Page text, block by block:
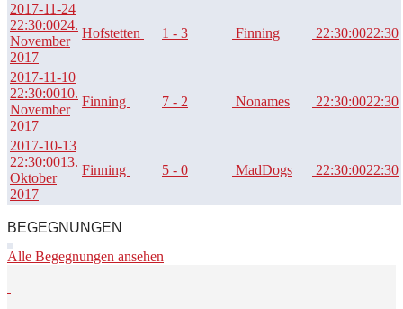
2017-11-24
22:30:0024.
November
2017
Hofstetten 1 - 3 Finning 22:30:0022:30
2017-11-10
22:30:0010.
November
2017
Finning 7 - 2 Nonames 22:30:0022:30
2017-10-13
22:30:0013.
Oktober
2017
Finning 5 - 0 MadDogs 22:30:0022:30
BEGEGNUNGEN
Alle Begegnungen ansehen